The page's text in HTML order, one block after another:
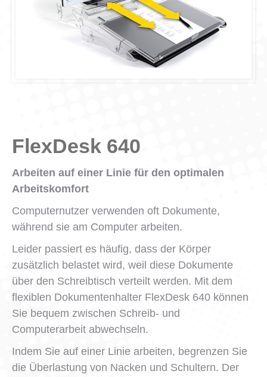
FlexDesk 640
Arbeiten auf einer Linie für den optimalen
Arbeitskomfort
Computernutzer verwenden oft Dokumente,
während sie am Computer arbeiten.
Leider passiert es häufig, dass der Körper
zusätzlich belastet wird, weil diese Dokumente
über den Schreibtisch verteilt werden. Mit dem
flexiblen Dokumentenhalter FlexDesk 640 können
Sie bequem zwischen Schreib- und
Computerarbeit abwechseln.
Indem Sie auf einer Linie arbeiten, begrenzen Sie
die Überlastung von Nacken und Schultern. Der